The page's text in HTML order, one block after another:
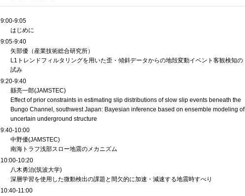
9:00-9:05
はじめに
9:05-9:40
矢部優（産業技術総合研究所）
L1トレンドフィルタリングを用いた歪・傾斜データからの地殻変動イベント客観検知の
試み
9:20-9:40
縣亮一郎(JAMSTEC)
Effect of prior constraints in estimating slip distributions of slow slip events beneath the
Bungo Channel, southwest Japan: Bayesian inference based on ensemble modeling of
uncertain underground structure
9:40-10:00
中野優(JAMSTEC)
南海トラフ浅部スロー地震のメカニズム
10:00-10:20
八木勇治(筑波大学)
深層学習を使用した微動検出の課題と間欠的に加速・減速する地震時すべり
10:40-11:00